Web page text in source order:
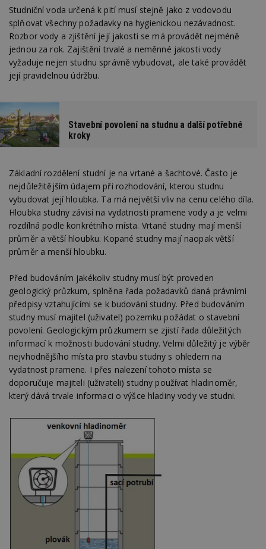
Studniční voda určená k pití musí stejně jako z vodovodu
splňovat všechny požadavky na hygienickou nezávadnost.
Rozbor vody a zjištění její jakosti se má provádět nejméně
jednou za rok. Zajištění trvalé a neměnné jakosti vody
vyžaduje nejen studnu správně vybudovat, ale také provádět
její pravidelnou údržbu.
Stavební povolení na studnu a další potřebné
kroky
Základní rozdělení studní je na vrtané a šachtové. Často je
nejdůležitějším údajem při rozhodování, kterou studnu
vybudovat její hloubka. Ta má největší vliv na cenu celého díla.
Hloubka studny závisí na vydatnosti pramene vody a je velmi
rozdílná podle konkrétního místa. Vrtané studny mají menší
průměr a větší hloubku. Kopané studny mají naopak větší
průměr a menší hloubku.
Před budováním jakékoliv studny musí být proveden
geologický průzkum, splněna řada požadavků daná právními
předpisy vztahujícími se k budování studny. Před budováním
studny musí majitel (uživatel) pozemku požádat o stavební
povolení. Geologickým průzkumem se zjistí řada důležitých
informací k možnosti budování studny. Velmi důležitý je výběr
nejvhodnějšího místa pro stavbu studny s ohledem na
vydatnost pramene. I přes nalezení tohoto místa se
doporučuje majiteli (uživateli) studny používat hladinoměr,
který dává trvale informaci o výšce hladiny vody ve studni.